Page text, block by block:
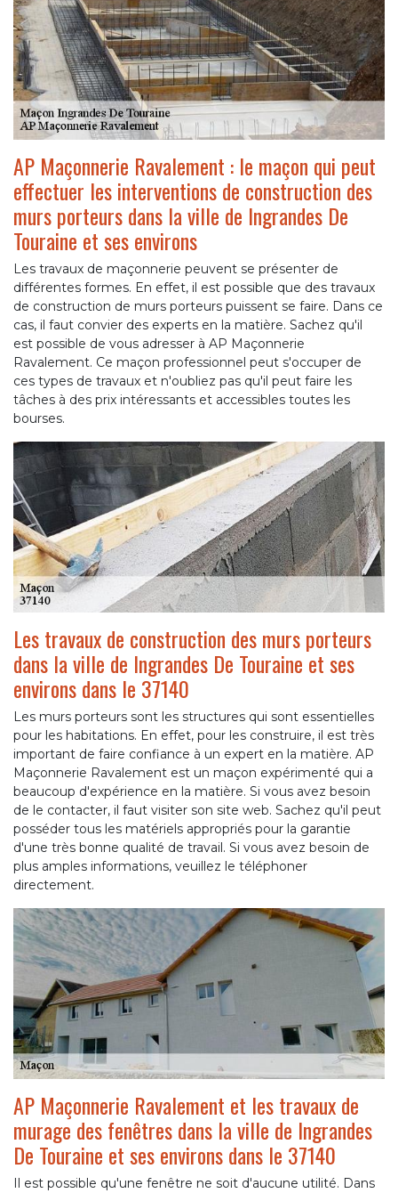
AP Maçonnerie Ravalement : le maçon qui peut
effectuer les interventions de construction des
murs porteurs dans la ville de Ingrandes De
Touraine et ses environs
Les travaux de maçonnerie peuvent se présenter de
différentes formes. En effet, il est possible que des travaux
de construction de murs porteurs puissent se faire. Dans ce
cas, il faut convier des experts en la matière. Sachez qu'il
est possible de vous adresser à AP Maçonnerie
Ravalement. Ce maçon professionnel peut s'occuper de
ces types de travaux et n'oubliez pas qu'il peut faire les
tâches à des prix intéressants et accessibles toutes les
bourses.
Les travaux de construction des murs porteurs
dans la ville de Ingrandes De Touraine et ses
environs dans le 37140
Les murs porteurs sont les structures qui sont essentielles
pour les habitations. En effet, pour les construire, il est très
important de faire confiance à un expert en la matière. AP
Maçonnerie Ravalement est un maçon expérimenté qui a
beaucoup d'expérience en la matière. Si vous avez besoin
de le contacter, il faut visiter son site web. Sachez qu'il peut
posséder tous les matériels appropriés pour la garantie
d'une très bonne qualité de travail. Si vous avez besoin de
plus amples informations, veuillez le téléphoner
directement.
AP Maçonnerie Ravalement et les travaux de
murage des fenêtres dans la ville de Ingrandes
De Touraine et ses environs dans le 37140
Il est possible qu'une fenêtre ne soit d'aucune utilité. Dans